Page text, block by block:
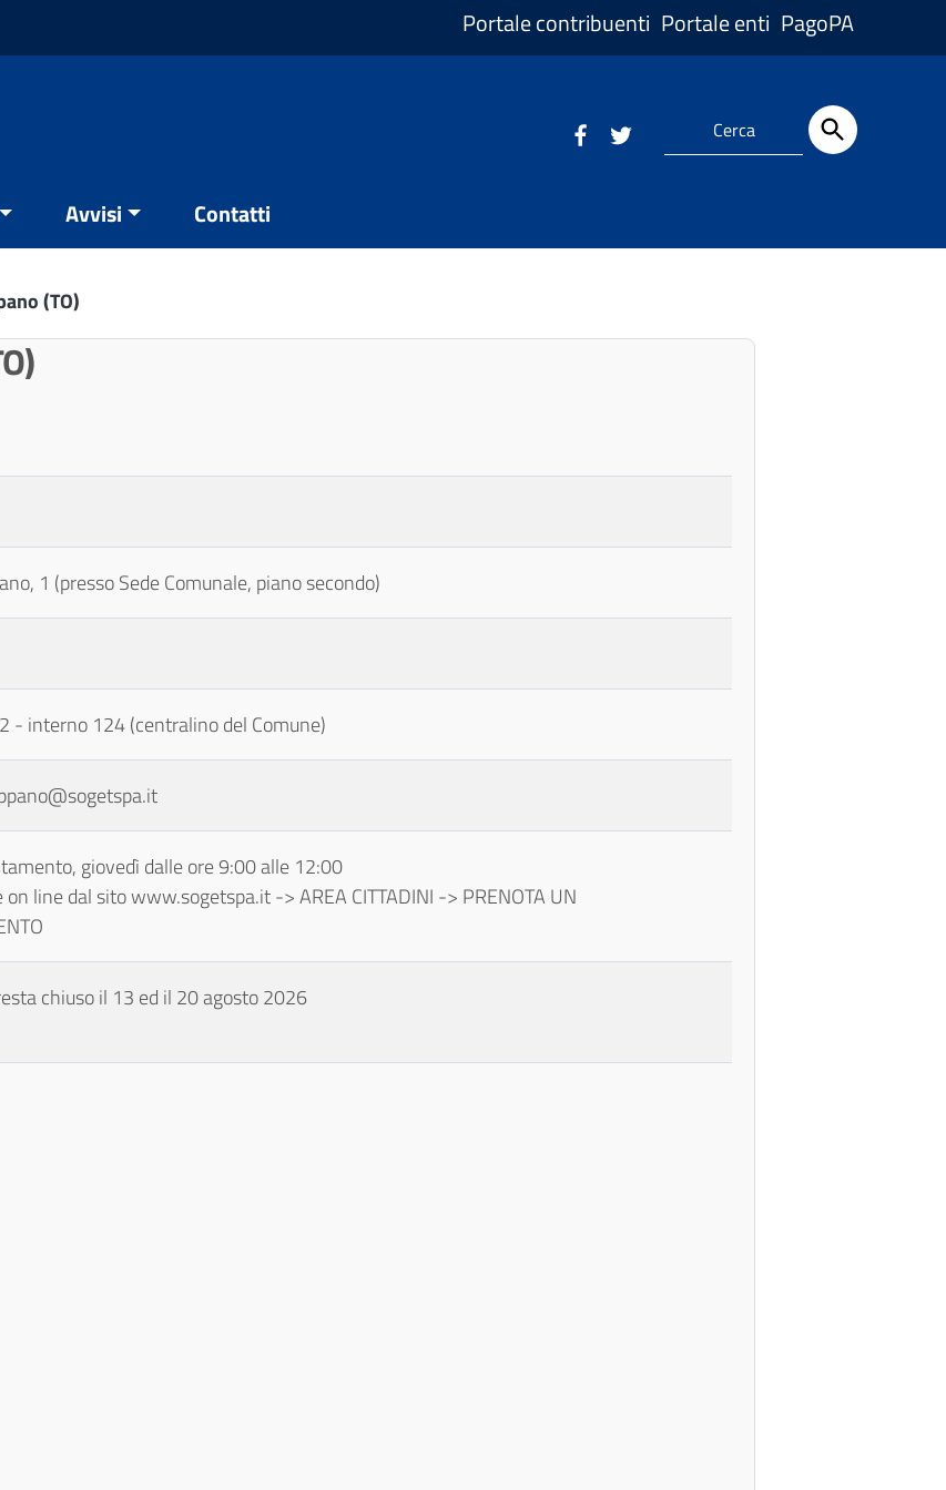
Portale contribuenti Portale enti PagoPA
Avvisi Contatti
(TO)
1 (presso Sede Comunale, piano secondo)
- interno 124 (centralino del Comune)
giovedì dalle ore 9:00 alle 12:00
line dal sito www.sogetspa.it -> AREA CITTADINI -> PRENOTA UN
chiuso il 13 ed il 20 agosto 2026